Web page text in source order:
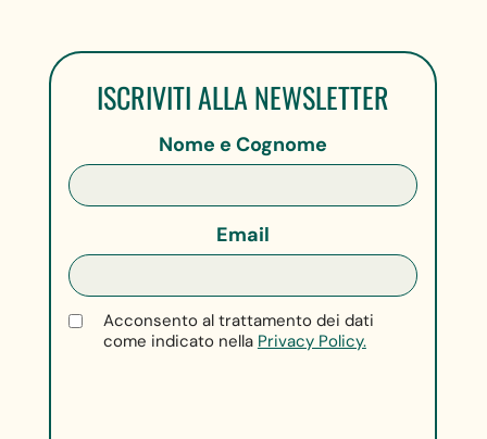
ISCRIVITI ALLA NEWSLETTER
Nome e Cognome
Email
Acconsento al trattamento dei dati
come indicato nella Privacy Policy.